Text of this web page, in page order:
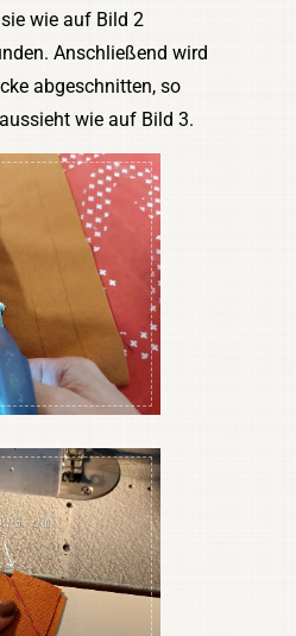
wie auf Bild 2
Anschließend wird
abgeschnitten, so
wie auf Bild 3.